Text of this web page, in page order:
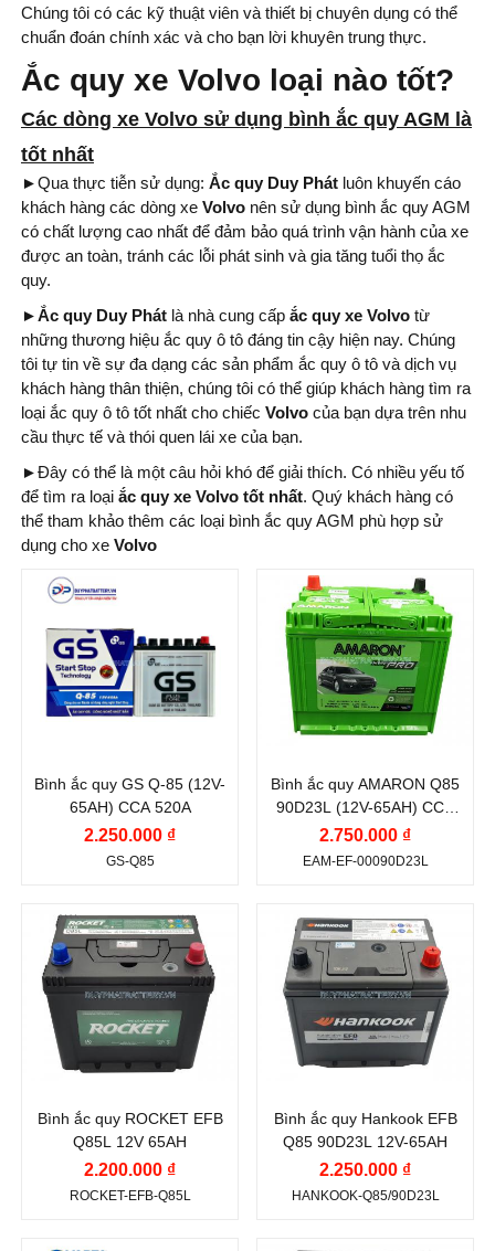
Chúng tôi có các kỹ thuật viên và thiết bị chuyên dụng có thể
chuẩn đoán chính xác và cho bạn lời khuyên trung thực.
Ắc quy xe Volvo loại nào tốt?
Các dòng xe Volvo sử dụng bình ắc quy AGM là
tốt nhất
►Qua thực tiễn sử dụng: Ắc quy Duy Phát luôn khuyến cáo
khách hàng các dòng xe Volvo nên sử dụng bình ắc quy AGM
có chất lượng cao nhất để đảm bảo quá trình vận hành của xe
được an toàn, tránh các lỗi phát sinh và gia tăng tuổi thọ ắc
quy.
►Ắc quy Duy Phát là nhà cung cấp ắc quy xe Volvo từ
những thương hiệu ắc quy ô tô đáng tin cậy hiện nay. Chúng
tôi tự tin về sự đa dạng các sản phẩm ắc quy ô tô và dịch vụ
khách hàng thân thiện, chúng tôi có thể giúp khách hàng tìm ra
loại ắc quy ô tô tốt nhất cho chiếc Volvo của bạn dựa trên nhu
cầu thực tế và thói quen lái xe của bạn.
►Đây có thể là một câu hỏi khó để giải thích. Có nhiều yếu tố
để tìm ra loại ắc quy xe Volvo tốt nhất. Quý khách hàng có
thể tham khảo thêm các loại bình ắc quy AGM phù hợp sử
dụng cho xe Volvo
Thương hiệu ắc
GS
Điện thế (V):12 V
65
Dòng khởi động
CCA (A):
(Enhanced Flooded
Battery)
Vị trí cọc:Cọc nghịch
Kiểu cọc:Cọc tiêu
chuẩn
Bình ắc quy GS Q-85 (12V-
65AH) CCA 520A
2.250.000 ₫
GS-Q85
Thương hiệu ắc
quy:
AMARON
Điện thế (V):
12 V
Dung lượng (Ah):65
Dòng khởi động
CCA (A):
(Enhanced Flooded
Battery)
Vị trí cọc:Cọc nghịch
Kiểu cọc:Cọc tiêu
Bình ắc quy AMARON Q85
90D23L (12V-65AH) CCA
600A
2.750.000 ₫
EAM-EF-00090D23L
Thương hiệu ắc
quy:
ROCKET
Điện thế (V):12 V
Dung lượng (Ah):
Công nghệ:EFB
(Enhanced Flooded
Bình ắc quy ROCKET EFB
Q85L 12V 65AH
2.200.000 ₫
ROCKET-EFB-Q85L
Thương hiệu ắc
quy:
HANKOOK ATLAS
Điện thế (V):12 V
Dung lượng (Ah):
Dòng khởi động
CCA (A):
Bình ắc quy Hankook EFB
Q85 90D23L 12V-65AH
2.250.000 ₫
HANKOOK-Q85/90D23L